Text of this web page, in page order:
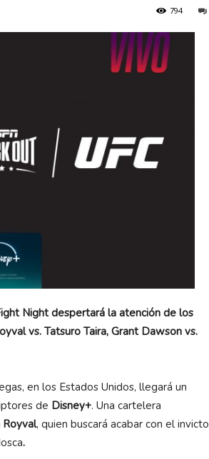
794
Night despertará la atención de los
vs. Tatsuro Taira, Grant Dawson vs.
en los Estados Unidos, llegará un
de Disney+. Una cartelera
Royval, quien buscará acabar con el invicto
.